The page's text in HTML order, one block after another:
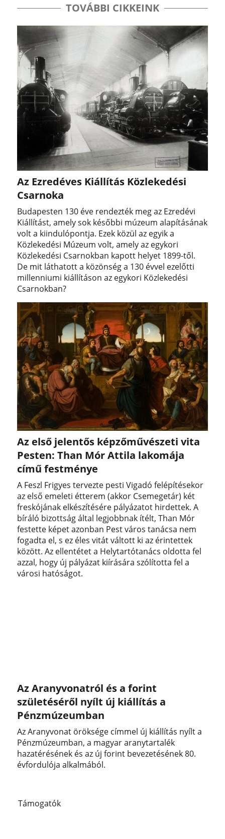
TOVÁBBI CIKKEINK
Az Ezredéves Kiállítás Közlekedési
Csarnoka
Budapesten 130 éve rendezték meg az Ezredévi
Kiállítást, amely sok későbbi múzeum alapításának
volt a kiindulópontja. Ezek közül az egyik a
Közlekedési Múzeum volt, amely az egykori
Közlekedési Csarnokban kapott helyet 1899-től.
De mit láthatott a közönség a 130 évvel ezelőtti
millenniumi kiállításon az egykori Közlekedési
Csarnokban?
Az első jelentős képzőművészeti vita
Pesten: Than Mór Attila lakomája
című festménye
A Feszl Frigyes tervezte pesti Vigadó felépítésekor
az első emeleti étterem (akkor Csemegetár) két
freskójának elkészítésére pályázatot hirdettek. A
bíráló bizottság által legjobbnak ítélt, Than Mór
festette képet azonban Pest város tanácsa nem
fogadta el, s ez éles vitát váltott ki az érintettek
között. Az ellentétet a Helytartótanács oldotta fel
azzal, hogy új pályázat kiírására szólította fel a
városi hatóságot.
Az Aranyvonatról és a forint
születéséről nyílt új kiállítás a
Pénzmúzeumban
Az Aranyvonat öröksége címmel új kiállítás nyílt a
Pénzmúzeumban, a magyar aranytartalék
hazatérésének és az új forint bevezetésének 80.
évfordulója alkalmából.
Támogatók